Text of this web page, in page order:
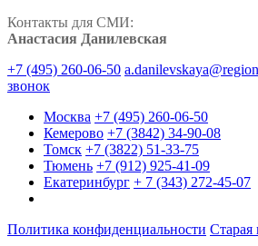
Контакты для СМИ:
Анастасия Данилевская
+7 (495) 260-06-50
звонок
Москва +7 (495) 260-06-50
Кемерово +7 (3842) 34-90-08
Томск +7 (3822) 51-33-75
Тюмень +7 (912) 925-41-09
Екатеринбург + 7 (343) 272-45-07
Политика конфиденциальности Старая